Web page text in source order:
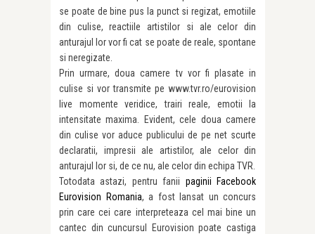
se poate de bine pus la punct si regizat, emotiile
din culise, reactiile artistilor si ale celor din
anturajul lor vor fi cat se poate de reale, spontane
si neregizate.
Prin urmare, doua camere tv vor fi plasate in
culise si vor transmite pe www.tvr.ro/eurovision
live momente veridice, trairi reale, emotii la
intensitate maxima. Evident, cele doua camere
din culise vor aduce publicului de pe net scurte
declaratii, impresii ale artistilor, ale celor din
anturajul lor si, de ce nu, ale celor din echipa TVR.
Totodata astazi, pentru fanii paginii Facebook
Eurovision Romania, a fost lansat un concurs
prin care cei care interpreteaza cel mai bine un
cantec din cuncursul Eurovision poate castiga